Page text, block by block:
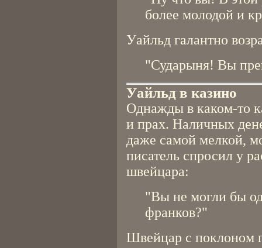
более молодой и
Уайльд галантно
"Сударыня! Вы
Уайльд в казино
Однажды в каком-то
и прах. Наличных
даже самой мелкой,
писатель спросил у
швейцара:
"Вы не могли бы
франков?"
Швейцар с поклоном